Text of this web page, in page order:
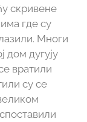
скривене
где су
Многи
дом дугују
вратили
су се